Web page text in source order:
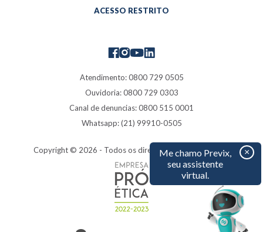
ACESSO RESTRITO
Atendimento: 0800 729 0505
Ouvidoria: 0800 729 0303
Canal de denuncias: 0800 515 0001
Whatsapp: (21) 99910-0505
Copyright © 2026 - Todos os direitos reservados à Previ
Me chamo Previx,
seu assistente
virtual.
×